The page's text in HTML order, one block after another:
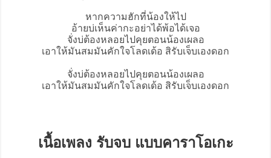
หากความฮักที่น้องให้ไป
อ้ายบ่เห็นค่ากะอย่าได้พ้อได้เจอ
จั่งบ่ต้องหลอยไปคุยตอนน้องเผลอ
เอาให้มันสมมันคักใจโลดเด้อ สิรับเจ็บเองดอก
จั่งบ่ต้องหลอยไปคุยตอนน้องเผลอ
เอาให้มันสมมันคักใจโลดเด้อ สิรับเจ็บเองดอก
เนื้อเพลง รับจบ แบบคาราโอเกะ